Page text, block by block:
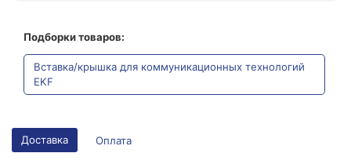
Подборки товаров:
Вставка/крышка для коммуникационных технологий
EKF
Доставка Оплата